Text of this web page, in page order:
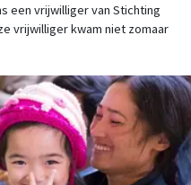
een vrijwilliger van Stichting
vrijwilliger kwam niet zomaar